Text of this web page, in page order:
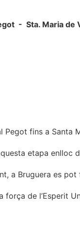
- Sta. Maria
Pegot fins a Santa
etapa
a Bruguera es pot
força de l’Esperit